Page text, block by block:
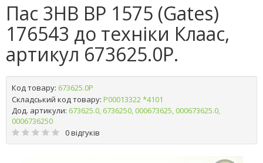
Пас 3HB BP 1575 (Gates)
176543 до техніки Клаас,
артикул 673625.0P.
Код товару: 673625.0P
Складський код товару: Р00013322 *4101
Дод. артикули: 673625.0, 6736250, 000673625, 000673625.0,
0006736250
0 відгуків